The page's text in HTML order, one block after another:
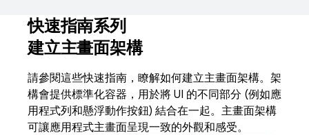
快速指南系列
建立主畫面架構
請參閱這些快速指南，瞭解如何建立主畫面架構。架
構會提供標準化容器，用於將 UI 的不同部分 (例如應
用程式列和懸浮動作按鈕) 結合在一起。主畫面架構
可讓應用程式主畫面呈現一致的外觀和感受。